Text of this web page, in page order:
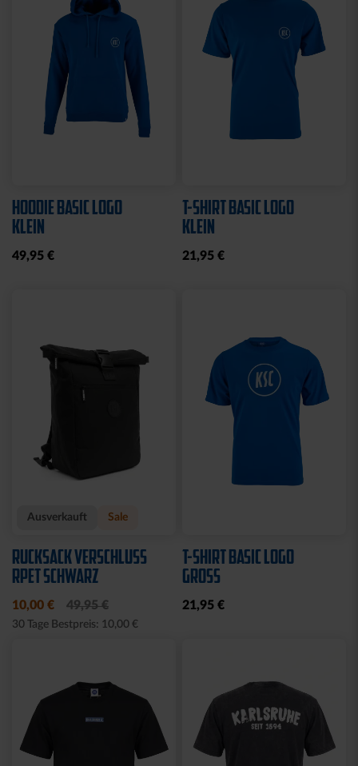
HOODIE BASIC LOGO
KLEIN
49,95 €
T-SHIRT BASIC LOGO
KLEIN
21,95 €
Ausverkauft Sale
RUCKSACK VERSCHLUSS
RPET SCHWARZ
10,00 € 49,95 €
30 Tage Bestpreis: 10,00 €
T-SHIRT BASIC LOGO
GROSS
21,95 €